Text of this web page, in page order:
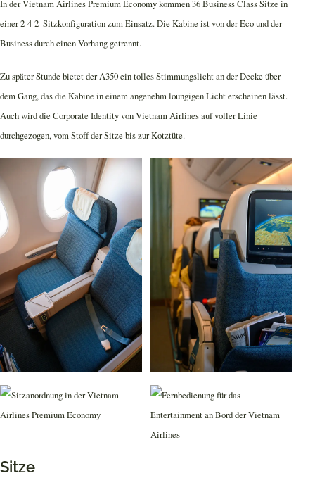
In der Vietnam Airlines Premium Economy kommen 36 Business Class Sitze in
einer 2-4-2–Sitzkonfiguration zum Einsatz. Die Kabine ist von der Eco und der
Business durch einen Vorhang getrennt.
Zu später Stunde bietet der A350 ein tolles Stimmungslicht an der Decke über
dem Gang, das die Kabine in einem angenehm loungigen Licht erscheinen lässt.
Auch wird die Corporate Identity von Vietnam Airlines auf voller Linie
durchgezogen, vom Stoff der Sitze bis zur Kotztüte.
Sitze